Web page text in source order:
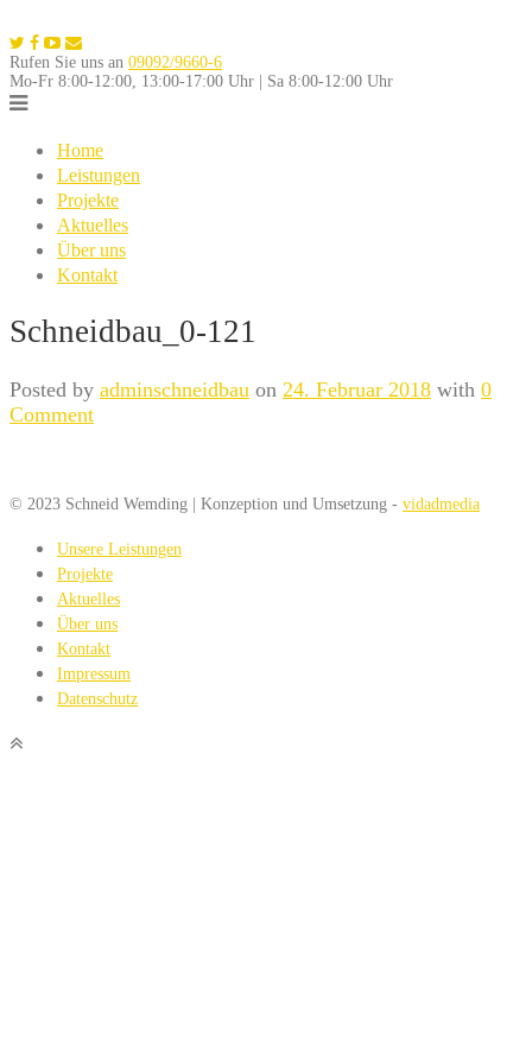
to
content
Rufen Sie uns an 09092/9660-6
Mo-Fr 8:00-12:00, 13:00-17:00 Uhr | Sa 8:00-12:00 Uhr
Home
Leistungen
Projekte
Aktuelles
Über uns
Kontakt
Schneidbau_0-121
Posted by adminschneidbau on 24. Februar 2018 with 0
Comment
© 2023 Schneid Wemding | Konzeption und Umsetzung - vidadmedia
Unsere Leistungen
Projekte
Aktuelles
Über uns
Kontakt
Impressum
Datenschutz